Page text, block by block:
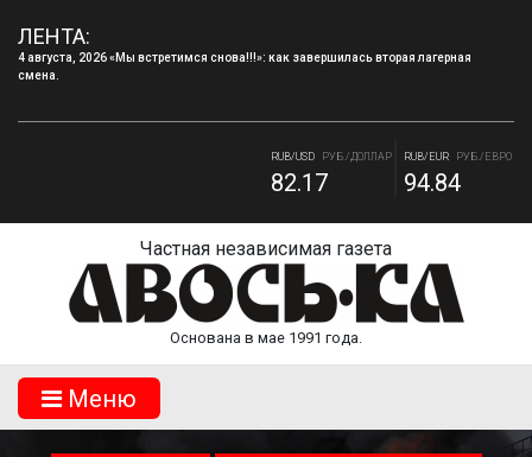
ЛЕНТА:
4 августа, 2026 «Мы встретимся снова!!!»: как завершилась вторая лагерная
смена.
RUB/USD РУБ./ДОЛЛАР
82.17
RUB/EUR РУБ./ЕВРО
94.84
27.87 18.36
Частная независимая газета
Основана в мае 1991 года.
Mеню